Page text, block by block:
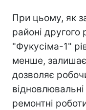
При цьому, як
районі другого
"Фукусіма-1"
менше,
дозволяє
ремонтні